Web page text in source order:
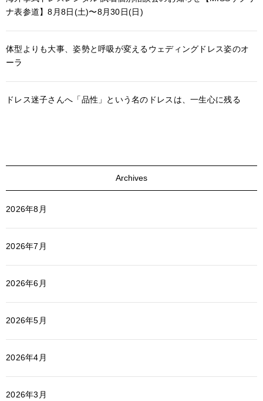
ナ表参道】8月8日(土)〜8月30日(日)
体型よりも大事、姿勢と呼吸が変えるウェディングドレス姿のオ
ーラ
ドレス迷子さんへ「品性」という名のドレスは、一生心に残る
Archives
2026年8月
2026年7月
2026年6月
2026年5月
2026年4月
2026年3月